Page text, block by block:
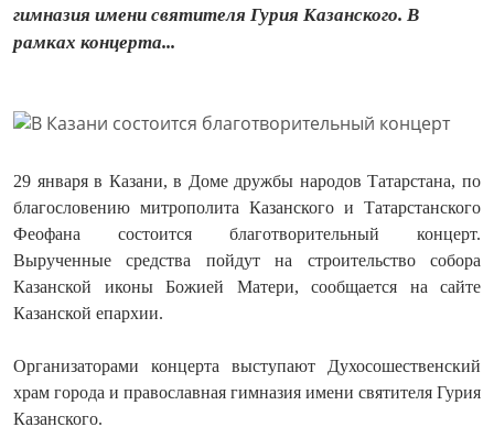
гимназия имени святителя Гурия Казанского. В
рамках концерта...
29 января в Казани, в Доме дружбы народов Татарстана, по
благословению митрополита Казанского и Татарстанского
Феофана состоится благотворительный концерт.
Вырученные средства пойдут на строительство собора
Казанской иконы Божией Матери, сообщается на сайте
Казанской епархии.
Организаторами концерта выступают Духосошественский
храм города и православная гимназия имени святителя Гурия
Казанского.